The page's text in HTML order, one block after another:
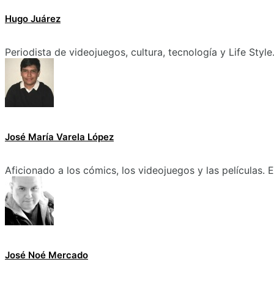
Hugo Juárez
Periodista de videojuegos, cultura, tecnología y Life Style.
José María Varela López
Aficionado a los cómics, los videojuegos y las películas.
José Noé Mercado